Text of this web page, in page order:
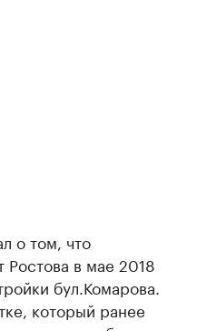
о том, что
Ростова в мае 2018
бул.Комарова.
который ранее